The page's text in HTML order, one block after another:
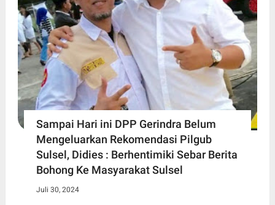
Sampai Hari ini DPP Gerindra Belum
Mengeluarkan Rekomendasi Pilgub
Sulsel, Didies : Berhentimiki Sebar Berita
Bohong Ke Masyarakat Sulsel
Juli 30, 2024